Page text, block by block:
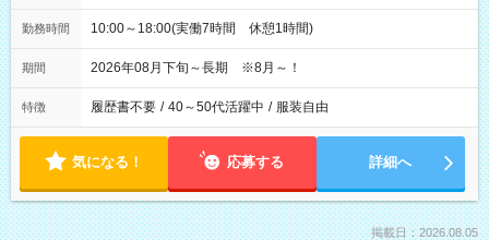
勤務時間 10:00～18:00(実働7時間 休憩1時間)
期間 2026年08月下旬～長期 ※8月～！
特徴 履歴書不要 / 40～50代活躍中 / 服装自由
気になる！ 応募する 詳細へ
掲載日：2026.08.05